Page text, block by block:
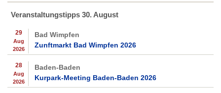
Veranstaltungstipps 30. August
29
Aug
2026
Bad Wimpfen
Zunftmarkt Bad Wimpfen 2026
28
Aug
2026
Baden-Baden
Kurpark-Meeting Baden-Baden 2026